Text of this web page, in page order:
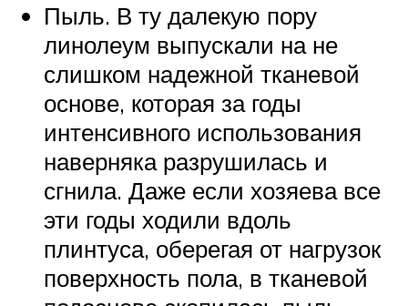
Пыль. В ту далекую пору
линолеум выпускали на не
слишком надежной тканевой
основе, которая за годы
интенсивного использования
наверняка разрушилась и
сгнила. Даже если хозяева все
эти годы ходили вдоль
плинтуса, оберегая от нагрузок
поверхность пола, в тканевой